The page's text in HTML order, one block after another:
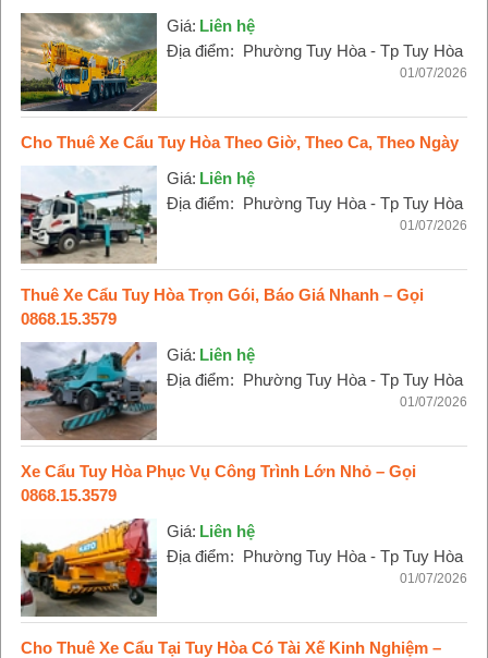
Giá: Liên hệ
Địa điểm: Phường Tuy Hòa - Tp Tuy Hòa
01/07/2026
Cho Thuê Xe Cẩu Tuy Hòa Theo Giờ, Theo Ca, Theo Ngày
Giá: Liên hệ
Địa điểm: Phường Tuy Hòa - Tp Tuy Hòa
01/07/2026
Thuê Xe Cẩu Tuy Hòa Trọn Gói, Báo Giá Nhanh – Gọi
0868.15.3579
Giá: Liên hệ
Địa điểm: Phường Tuy Hòa - Tp Tuy Hòa
01/07/2026
Xe Cẩu Tuy Hòa Phục Vụ Công Trình Lớn Nhỏ – Gọi
0868.15.3579
Giá: Liên hệ
Địa điểm: Phường Tuy Hòa - Tp Tuy Hòa
01/07/2026
Cho Thuê Xe Cẩu Tại Tuy Hòa Có Tài Xế Kinh Nghiệm –